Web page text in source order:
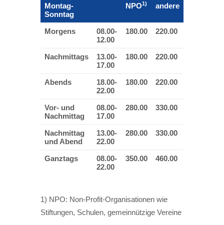
Montag-
Sonntag
NPO1) andere
Morgens
08.00-
12.00
180.00 220.00
Nachmittags
13.00-
17.00
180.00 220.00
Abends
18.00-
22.00
180.00 220.00
Vor- und
Nachmittag
08.00-
17.00
280.00 330.00
Nachmittag
und Abend
13.00-
22.00
280.00 330.00
Ganztags
08.00-
22.00
350.00 460.00
1) NPO: Non-Profit-Organisationen wie
Stiftungen, Schulen, gemeinnützige Vereine